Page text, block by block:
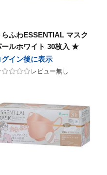
らふわESSENTIAL マスク
ールホワイト 30枚入 ★
グイン後に表示
レビュー無し